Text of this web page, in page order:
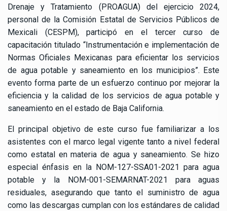
Drenaje y Tratamiento (PROAGUA) del ejercicio 2024,
personal de la Comisión Estatal de Servicios Públicos de
Mexicali (CESPM), participó en el tercer curso de
capacitación titulado “Instrumentación e implementación de
Normas Oficiales Mexicanas para eficientar los servicios
de agua potable y saneamiento en los municipios”. Este
evento forma parte de un esfuerzo continuo por mejorar la
eficiencia y la calidad de los servicios de agua potable y
saneamiento en el estado de Baja California.
El principal objetivo de este curso fue familiarizar a los
asistentes con el marco legal vigente tanto a nivel federal
como estatal en materia de agua y saneamiento. Se hizo
especial énfasis en la NOM-127-SSA01-2021 para agua
potable y la NOM-001-SEMARNAT-2021 para aguas
residuales, asegurando que tanto el suministro de agua
como las descargas cumplan con los estándares de calidad